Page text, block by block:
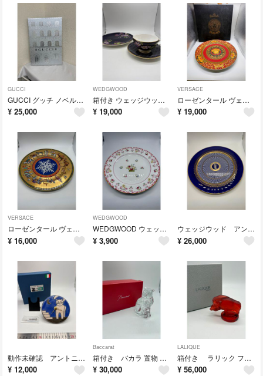
GUCCI
GUCCI グッチ ノベルティ アドベントカレンダー no.204
¥ 25,000
WEDGWOOD
箱付き ウェッジウッド カップ ソーサー プレート ティーガーデン no.203
¥ 19,000
VERSACE
ローゼンタール ヴェルサーチ メデューサ 大皿 プレート 金彩 no.202
¥ 19,000
VERSACE
ローゼンタール ヴェルサーチ 飾り皿 コルトレージュ・ド・ノエル no.201
¥ 16,000
WEDGWOOD
WEDGWOOD ウェッジウッド プレート ビアンカ 花柄 大皿 no.202
¥ 3,900
ウェッジウッド アンセミオン ブルー プレート 大皿 金彩 飾り皿 no.201
¥ 26,000
動作未確認 アントニオ ザッカレラ 置時計 ネコ 猫 ねこ cat no.200
¥ 12,000
Baccarat
箱付き バカラ 置物 フィギュリン クリスタル とら トラ 虎 寅 no.200
¥ 30,000
LALIQUE
箱付き ラリック フィギュリン 置物 クリスタル 干支 レッド no.200
¥ 56,000